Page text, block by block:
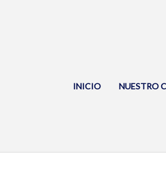
INICIO NUESTRO